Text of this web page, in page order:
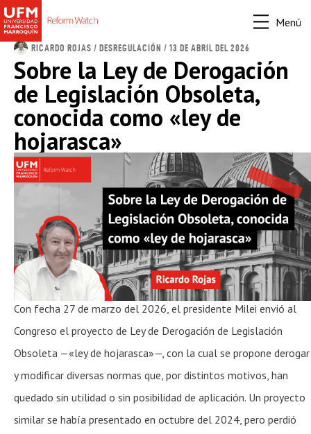
Menú
RICARDO ROJAS / DESREGULACIÓN / 13 DE ABRIL DEL 2026
Sobre la Ley de Derogación
de Legislación Obsoleta,
conocida como «ley de
hojarasca»
Con fecha 27 de marzo del 2026, el presidente Milei envió al
Congreso el proyecto de Ley de Derogación de Legislación
Obsoleta —«ley de hojarasca»—, con la cual se propone derogar
y modificar diversas normas que, por distintos motivos, han
quedado sin utilidad o sin posibilidad de aplicación. Un proyecto
similar se había presentado en octubre del 2024, pero perdió